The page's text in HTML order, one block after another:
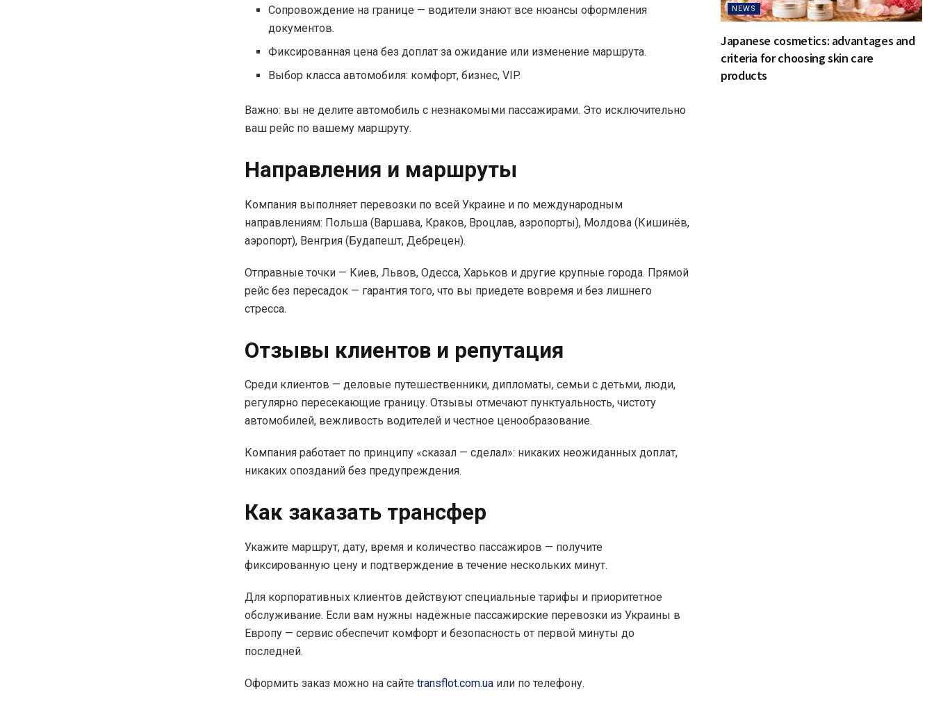
Сопровождение на границе — водители знают все нюансы оформления
документов.
Фиксированная цена без доплат за ожидание или изменение маршрута.
Выбор класса автомобиля: комфорт, бизнес, VIP.
Важно: вы не делите автомобиль с незнакомыми пассажирами. Это исключительно
ваш рейс по вашему маршруту.
Направления и маршруты
Компания выполняет перевозки по всей Украине и по международным
направлениям: Польша (Варшава, Краков, Вроцлав, аэропорты), Молдова (Кишинёв,
аэропорт), Венгрия (Будапешт, Дебрецен).
Отправные точки — Киев, Львов, Одесса, Харьков и другие крупные города. Прямой
рейс без пересадок — гарантия того, что вы приедете вовремя и без лишнего
стресса.
Отзывы клиентов и репутация
Среди клиентов — деловые путешественники, дипломаты, семьи с детьми, люди,
регулярно пересекающие границу. Отзывы отмечают пунктуальность, чистоту
автомобилей, вежливость водителей и честное ценообразование.
Компания работает по принципу «сказал — сделал»: никаких неожиданных доплат,
никаких опозданий без предупреждения.
Как заказать трансфер
Укажите маршрут, дату, время и количество пассажиров — получите
фиксированную цену и подтверждение в течение нескольких минут.
Для корпоративных клиентов действуют специальные тарифы и приоритетное
обслуживание. Если вам нужны надёжные пассажирские перевозки из Украины в
Европу — сервис обеспечит комфорт и безопасность от первой минуты до
последней.
Оформить заказ можно на сайте transflot.com.ua или по телефону.
NEWS
Japanese cosmetics: advantages and
criteria for choosing skin care
products